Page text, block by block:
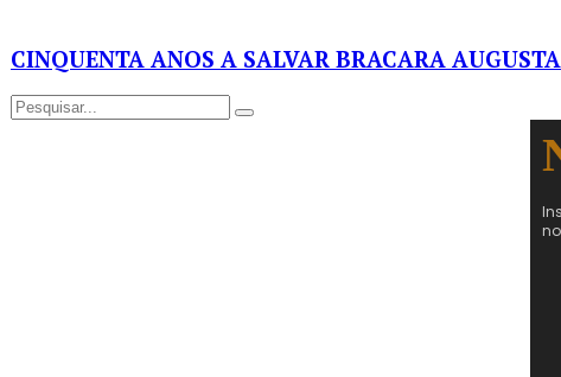
CINQUENTA ANOS A SALVAR BRACARA AUGUSTA